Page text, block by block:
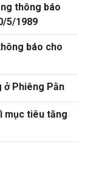
thông báo
5/1989
báo cho
ở Phiêng Pằn
mục tiêu tăng